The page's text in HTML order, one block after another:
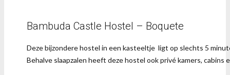
Bambuda Castle Hostel – Boquete
Deze bijzondere hostel in een kasteeltje ligt op slechts 5
Behalve slaapzalen heeft deze hostel ook privé kamers,